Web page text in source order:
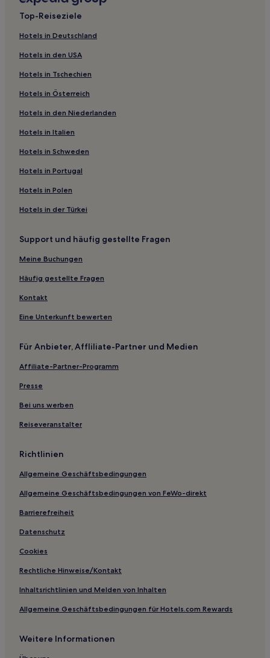
Hotels nahe Songdo Yoowonji
Hotels nahe Geomdan Prehistory Museum
Top-Reiseziele
Hotels in Deutschland
Hotels in den USA
Hotels in Tschechien
Hotels in Österreich
Hotels in den Niederlanden
Hotels in Italien
Hotels in Schweden
Hotels in Portugal
Hotels in Polen
Hotels in der Türkei
Support und häufig gestellte Fragen
Meine Buchungen
Häufig gestellte Fragen
Kontakt
Eine Unterkunft bewerten
Für Anbieter, Affliliate-Partner und Medien
Affiliate-Partner-Programm
Presse
Bei uns werben
Reiseveranstalter
Richtlinien
Allgemeine Geschäftsbedingungen
Allgemeine Geschäftsbedingungen von FeWo-direkt
Barrierefreiheit
Datenschutz
Cookies
Rechtliche Hinweise/Kontakt
Inhaltsrichtlinien und Melden von Inhalten
Allgemeine Geschäftsbedingungen für Hotels.com Rewards
Weitere Informationen